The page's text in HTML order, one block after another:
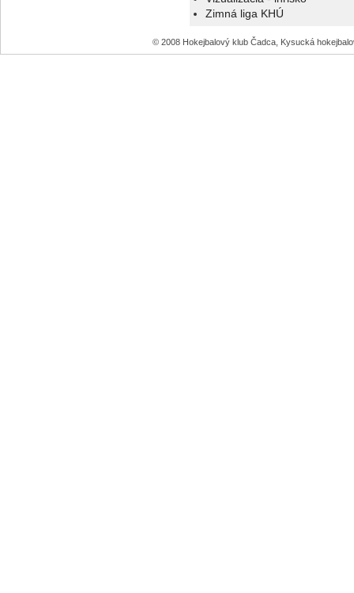
Zimná liga KHÚ
© 2008 Hokejbalový klub Čadca, Kysucká